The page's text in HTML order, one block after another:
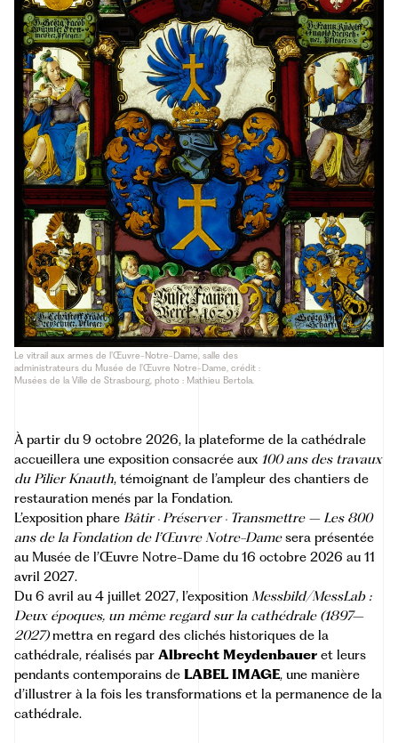
Le vitrail aux armes de l’Œuvre-Notre-Dame, salle des
administrateurs du Musée de l’Œuvre Notre-Dame, crédit :
Musées de la Ville de Strasbourg, photo : Mathieu Bertola.
À partir du 9 octobre 2026, la plateforme de la cathédrale
accueillera une exposition consacrée aux 100 ans des travaux
du Pilier Knauth, témoignant de l’ampleur des chantiers de
restauration menés par la Fondation.
L’exposition phare Bâtir ·Préserver ·Transmettre – Les 800
ans de la Fondation de l’Œuvre Notre-Damesera présentée
au Musée de l’Œuvre Notre-Dame du 16 octobre 2026 au 11
avril 2027.
Du 6 avril au 4 juillet 2027, l’exposition Messbild/MessLab :
Deux époques, un même regard sur la cathédrale (1897–
2027)mettra en regard des clichés historiques de la
cathédrale, réalisés par Albrecht Meydenbauer et leurs
pendants contemporains de LABEL IMAGE, une manière
d’illustrer à la fois les transformations et la permanence de la
cathédrale.